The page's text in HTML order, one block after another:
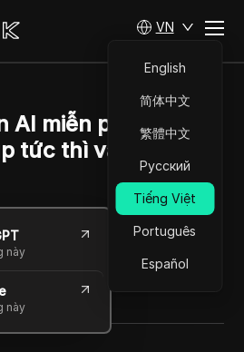
VN
English
简体中文
繁體中文
Русский
Tiếng Việt
Português
Español
miễn phí cho sinh
tức thì và dễ dàng
này
này
13
Đọc trong giây phút